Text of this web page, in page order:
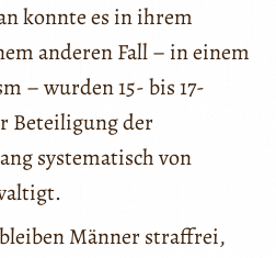
konnte es in ihrem
anderen Fall – in einem
– wurden 15- bis 17-
Beteiligung der
systematisch von
Männer straffrei,